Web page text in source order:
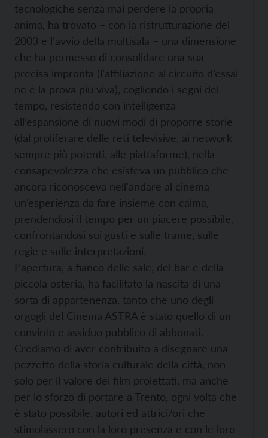
tecnologiche senza mai perdere la propria
anima, ha trovato – con la ristrutturazione del
2003 e l’avvio della multisala – una dimensione
che ha permesso di consolidare una sua
precisa impronta (l’affiliazione al circuito d’essai
ne è la prova più viva), cogliendo i segni del
tempo, resistendo con intelligenza
all’espansione di nuovi modi di proporre storie
(dal proliferare delle reti televisive, ai network
sempre più potenti, alle piattaforme), nella
consapevolezza che esisteva un pubblico che
ancora riconosceva nell’andare al cinema
un’esperienza da fare insieme con calma,
prendendosi il tempo per un piacere possibile,
confrontandosi sui gusti e sulle trame, sulle
regie e sulle interpretazioni.
L’apertura, a fianco delle sale, del bar e della
piccola osteria, ha facilitato la nascita di una
sorta di appartenenza, tanto che uno degli
orgogli del Cinema ASTRA è stato quello di un
convinto e assiduo pubblico di abbonati.
Crediamo di aver contribuito a disegnare una
pezzetto della storia culturale della città, non
solo per il valore dei film proiettati, ma anche
per lo sforzo di portare a Trento, ogni volta che
è stato possibile, autori ed attrici/ori che
stimolassero con la loro presenza e con le loro